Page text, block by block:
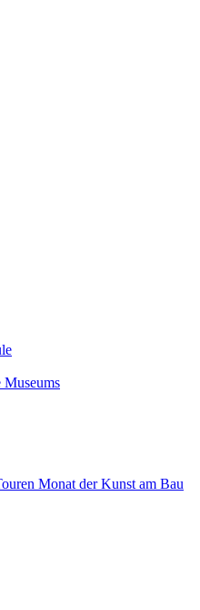
Museums
Monat der Kunst am Bau